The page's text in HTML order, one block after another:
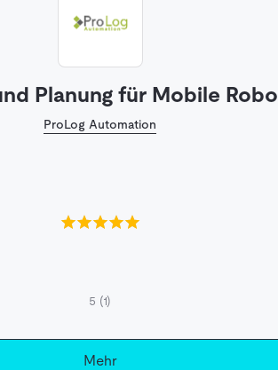
Planung für Mobile
ProLog Automation
5 (1)
Mehr